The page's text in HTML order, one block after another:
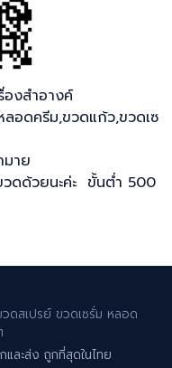
งสำอางค์
อดครีม,ขวดแก้ว,ขวดเซ
มาย
วดด้วยนะค่ะ ขั้นต่ำ 500
ดสเปรย์ ขวดเซรั่ม หลอด
ละส่ง ถูกที่สุดในไทย